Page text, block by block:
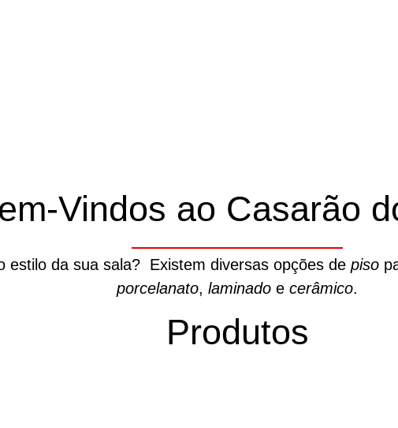
Vindos ao Casarão
estilo da sua sala? Existem diversas opções de piso
porcelanato, laminado e cerâmico.
Produtos